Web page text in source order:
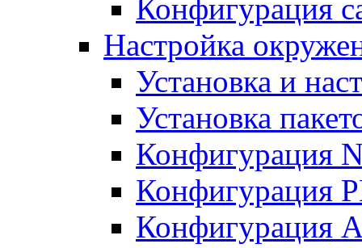
Конфигурация
Настройка
Установка и
Установка
Конфигурация
Конфигурация
Конфигурация